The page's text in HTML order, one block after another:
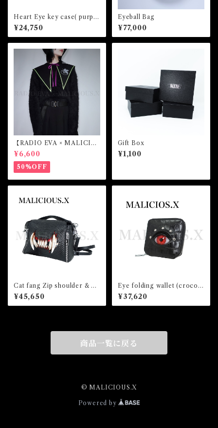
Heart Eye key case( purpl
e)/lce Green
¥24,750
Eyeball Bag
¥77,000
【RADIO EVA × MALICIO
US.X】Sailor collar （初号
機）
¥6,600
50%OFF
Gift Box
¥1,100
Cat fang Zip shoulder & Ha
nd Bag(snake)
¥45,650
Eye folding wallet (crocodi
le)/Red
¥37,620
商品一覧に戻る
© MALICIOUS.X
Powered by